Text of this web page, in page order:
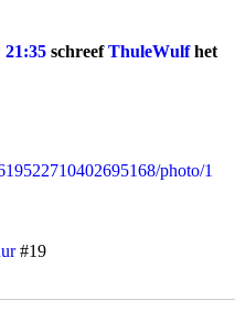
21:35 schreefThuleWulfhet
photo/1
#19